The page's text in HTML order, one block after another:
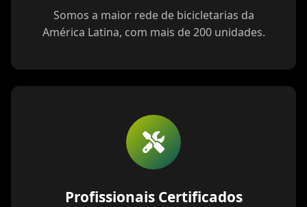
Somos a maior rede de bicicletarias da
América Latina, com mais de 200 unidades.
Profissionais Certificados